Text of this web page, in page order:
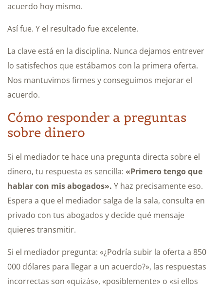
acuerdo hoy mismo.
Así fue. Y el resultado fue excelente.
La clave está en la disciplina. Nunca dejamos entrever
lo satisfechos que estábamos con la primera oferta.
Nos mantuvimos firmes y conseguimos mejorar el
acuerdo.
Cómo responder a preguntas
sobre dinero
Si el mediador te hace una pregunta directa sobre el
dinero, tu respuesta es sencilla: «Primero tengo que
hablar con mis abogados». Y haz precisamente eso.
Espera a que el mediador salga de la sala, consulta en
privado con tus abogados y decide qué mensaje
quieres transmitir.
Si el mediador pregunta: «¿Podría subir la oferta a 850
000 dólares para llegar a un acuerdo?», las respuestas
incorrectas son «quizás», «posiblemente» o «si ellos